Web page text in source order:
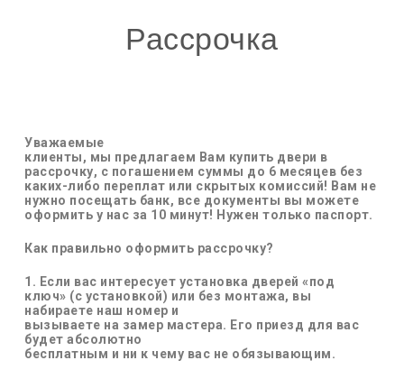
Рассрочка
Уважаемые
клиенты, мы предлагаем Вам купить двери в
рассрочку, с погашением суммы до 6 месяцев без
каких-либо переплат или скрытых комиссий! Вам не
нужно посещать банк, все документы вы можете
оформить у нас за 10 минут! Нужен только паспорт.
Как правильно оформить рассрочку?
1. Если вас интересует установка дверей «под
ключ» (с установкой) или без монтажа, вы
набираете наш номер и
вызываете на замер мастера. Его приезд для вас
будет абсолютно
бесплатным и ни к чему вас не обязывающим.